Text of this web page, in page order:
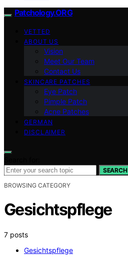
Patchology.ORG
VETTED
ABOUT US
Vision
Meet Our Team
Contact Us
SKINCARE PATCHES
Eye Patch
Pimple Patch
Acne Patches
GERMAN
DISCLAIMER
SEARCH
BROWSING CATEGORY
Gesichtspflege
7 posts
Gesichtspflege